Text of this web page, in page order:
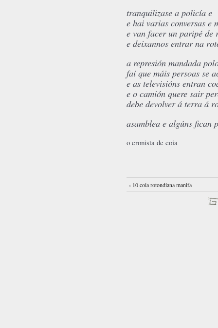
tranquilizase a policía e
e hai varias conversas e
e van facer un paripé de
e deixannos entrar na
a represión mandada
fai que máis persoas se
e as televisións entran
e o camión quere sair
debe devolver á terra á
asamblea e algúns fican
o cronista de coia
‹ 10 coia rotondiana manifa